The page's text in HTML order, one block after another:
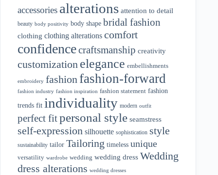
accessories alterations attention to detail
beauty body positivity body shape bridal fashion
clothing clothing alterations comfort
confidencecraftsmanship creativity
customization elegance embellishments
embroidery fashion fashion-forward
fashion industry fashion inspiration fashion statement fashion
trends fit individuality modern outfit
perfect fitpersonal style seamstress
self-expression silhouette sophistication style
sustainability tailor Tailoring timeless unique
versatility wardrobe wedding wedding dress Wedding
dress alterations wedding dresses